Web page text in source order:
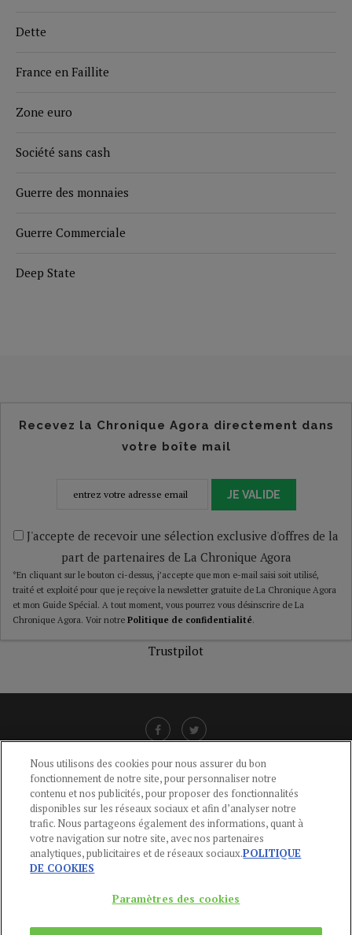
Dette
France en Faillite
Zone euro
Société sans cash
Guerre des monnaies
Guerre Commerciale
Deep State
Recevez la Chronique Agora directement dans
votre boîte mail
JE VALIDE
J'accepte de recevoir une sélection exclusive d'offres de la
part de partenaires de La Chronique Agora
*En cliquant sur le bouton ci-dessus, j’accepte que mon e-mail saisi soit utilisé,
traité et exploité pour que je reçoive la newsletter gratuite de La Chronique Agora
et mon Guide Spécial. A tout moment, vous pourrez vous désinscrire de La
Chronique Agora. Voir notre Politique de confidentialité.
Trustpilot
LIENS UTILES
CGU-POLITIQUE DE CONFIDENTIALITÉ -POLITIQUE DES COOKIES
MENTIONS LÉGALES -AIDE
CONTACT
Du Lundi au Vendredi, 9h-13h et 14h-17h
Nous utilisons des cookies pour nous assurer du bon
fonctionnement de notre site, pour personnaliser notre
contenu et nos publicités, pour proposer des fonctionnalités
disponibles sur les réseaux sociaux et afin d’analyser notre
trafic. Nous partageons également des informations, quant à
votre navigation sur notre site, avec nos partenaires
analytiques, publicitaires et de réseaux sociaux.POLITIQUE
DE COOKIES
Paramètres des cookies